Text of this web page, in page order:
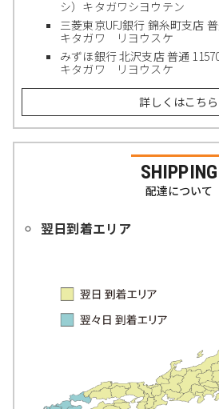
シ）キタガワシヨウテン
三菱東京UFJ銀行 錦糸町支店
キタガワ リヨウスケ
みずほ銀行 北沢支店 普通
キタガワ リヨウスケ
詳しくはこちら
SHIPPING
配達について
翌日到着エリア